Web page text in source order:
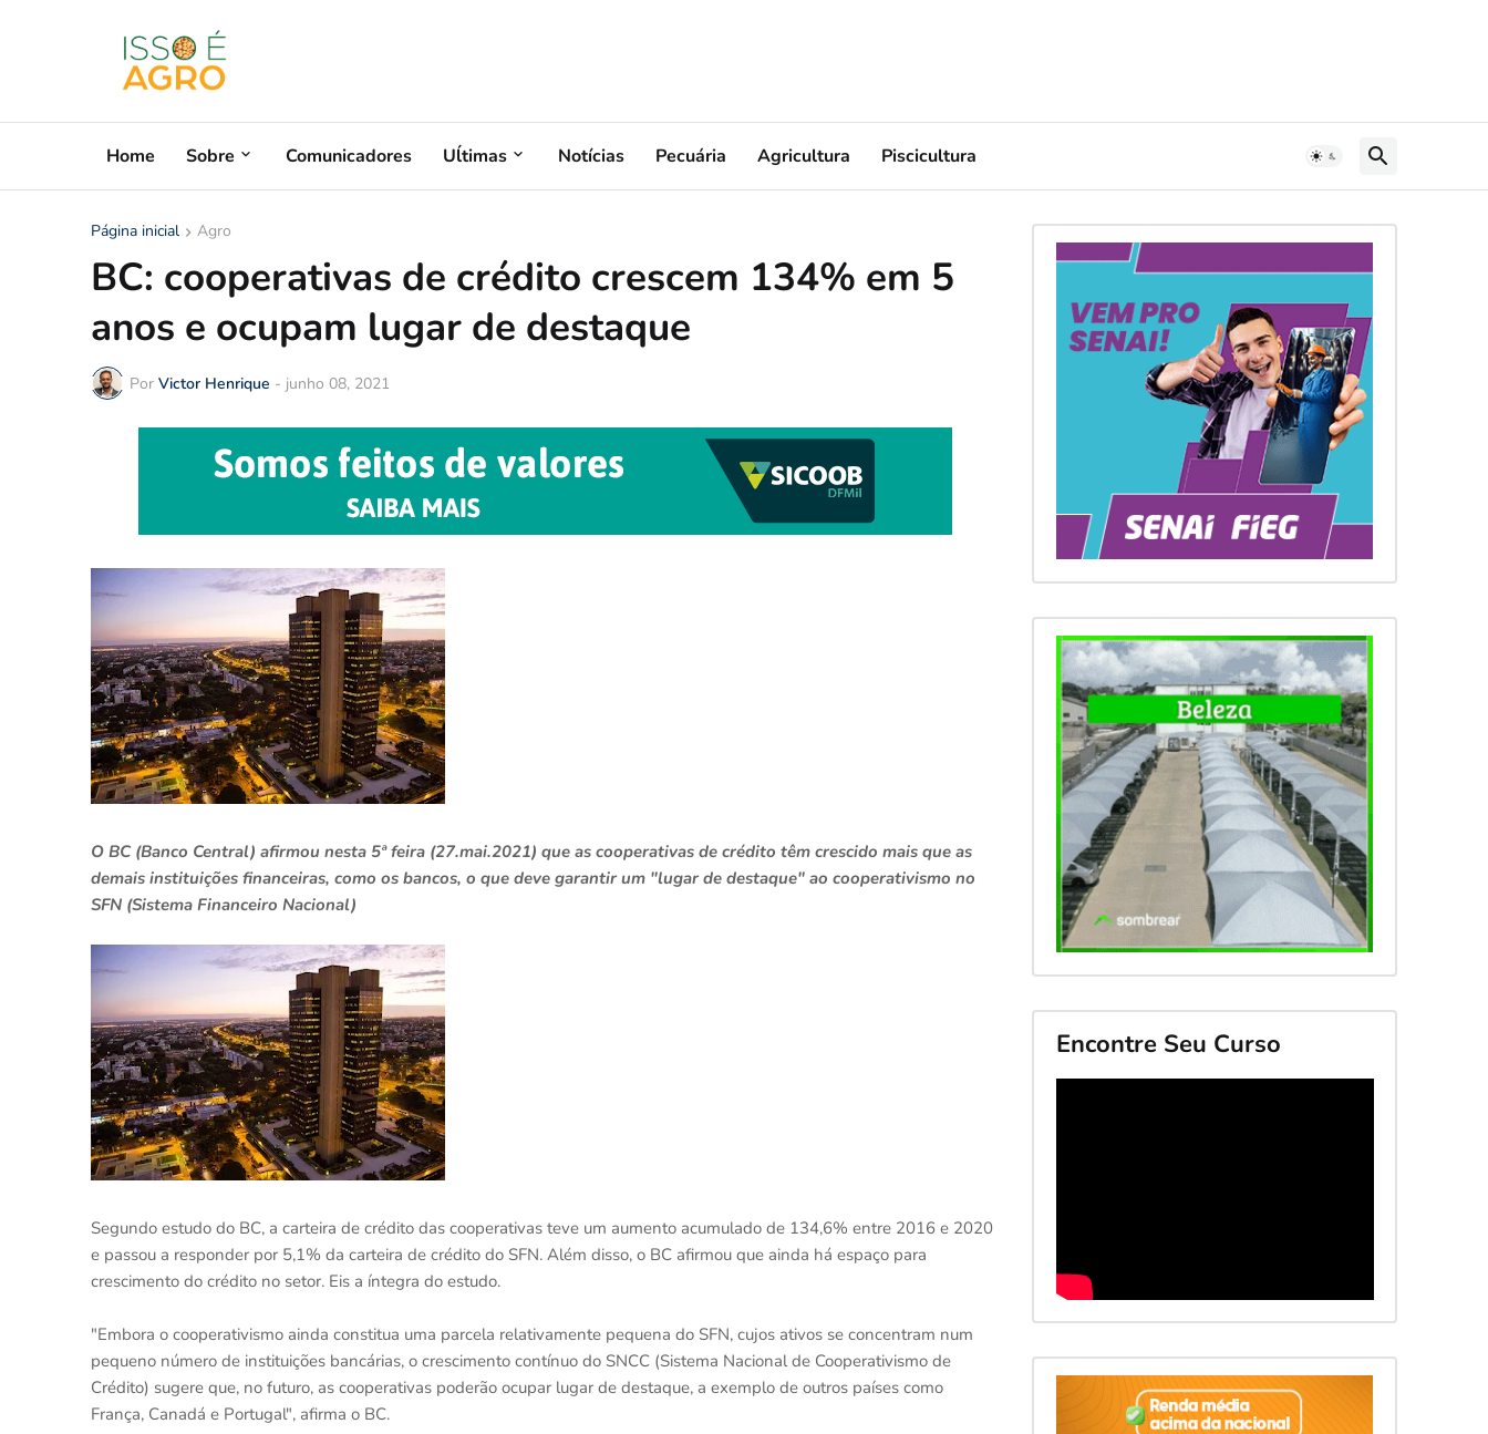
Home Sobre Comunicadores Uĺtimas Notícias Pecuária Agricultura Piscicultura
Página inicial Agro
BC: cooperativas de crédito crescem 134% em 5
anos e ocupam lugar de destaque
Por Victor Henrique - junho 08, 2021
O BC (Banco Central) afirmou nesta 5ª feira (27.mai.2021) que as cooperativas de crédito têm crescido mais que as
demais instituições financeiras, como os bancos, o que deve garantir um "lugar de destaque" ao cooperativismo no
SFN (Sistema Financeiro Nacional)
Segundo estudo do BC, a carteira de crédito das cooperativas teve um aumento acumulado de 134,6% entre 2016 e 2020
e passou a responder por 5,1% da carteira de crédito do SFN. Além disso, o BC afirmou que ainda há espaço para
crescimento do crédito no setor. Eis a íntegra do estudo.
"Embora o cooperativismo ainda constitua uma parcela relativamente pequena do SFN, cujos ativos se concentram num
pequeno número de instituições bancárias, o crescimento contínuo do SNCC (Sistema Nacional de Cooperativismo de
Crédito) sugere que, no futuro, as cooperativas poderão ocupar lugar de destaque, a exemplo de outros países como
França, Canadá e Portugal", afirma o BC.
Encontre Seu Curso